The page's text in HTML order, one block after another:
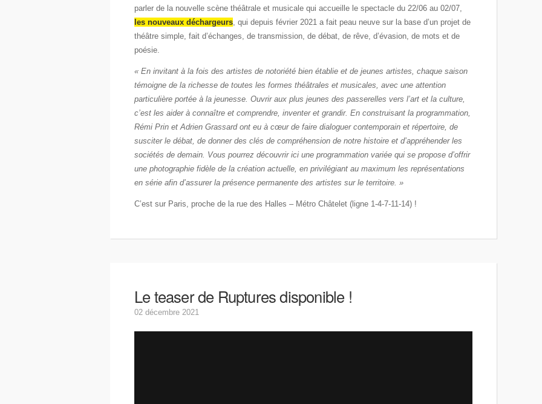
parler de la nouvelle scène théâtrale et musicale qui accueille le spectacle du 22/06 au 02/07,
les nouveaux déchargeurs, qui depuis février 2021 a fait peau neuve sur la base d’un projet de
théâtre simple, fait d’échanges, de transmission, de débat, de rêve, d’évasion, de mots et de
poésie.
« En invitant à la fois des artistes de notoriété bien établie et de jeunes artistes, chaque saison
témoigne de la richesse de toutes les formes théâtrales et musicales, avec une attention
particulière portée à la jeunesse. Ouvrir aux plus jeunes des passerelles vers l’art et la culture,
c’est les aider à connaître et comprendre, inventer et grandir. En construisant la programmation,
Rémi Prin et Adrien Grassard ont eu à cœur de faire dialoguer contemporain et répertoire, de
susciter le débat, de donner des clés de compréhension de notre histoire et d’appréhender les
sociétés de demain. Vous pourrez découvrir ici une programmation variée qui se propose d’offrir
une photographie fidèle de la création actuelle, en privilégiant au maximum les représentations
en série afin d’assurer la présence permanente des artistes sur le territoire. »
C’est sur Paris, proche de la rue des Halles – Métro Châtelet (ligne 1-4-7-11-14) !
Le teaser de Ruptures disponible !
02 décembre 2021